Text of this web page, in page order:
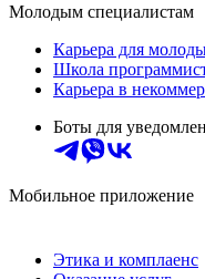
Молодым специалистам
Карьера для
Школа
Карьера в
Боты для
Мобильное приложение
Этика и комплаенс